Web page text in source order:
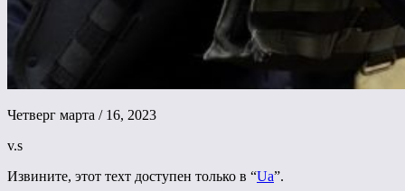
Четверг марта / 16, 2023
v.s
Извините, этот техт доступен только в “Ua”.